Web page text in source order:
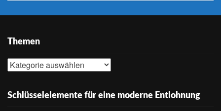
Themen
Themen
Schlüsselelemente für eine moderne Entlohnung